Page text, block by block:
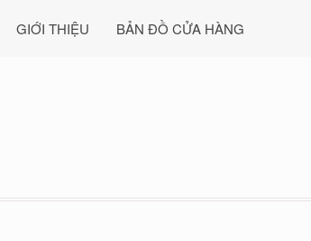
GIỚI THIỆU BẢN ĐỒ CỬA HÀNG